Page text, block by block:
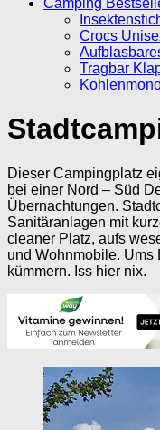
Camping
Crocs
Tragbar
Dieser Campingplatz
bei einer Nord – Süd
Übernachtungen.
Sanitäranlagen mit
cleaner Platz, aufs
und Wohnmobile. Ums
kümmern. Iss hier nix.